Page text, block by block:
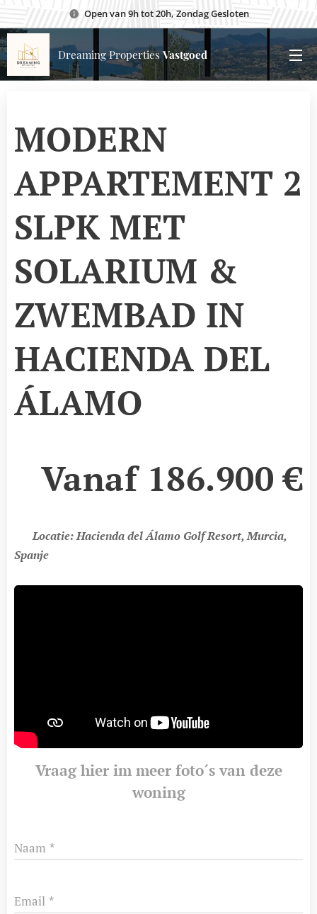
Open van 9h tot 20h, Zondag Gesloten
Dreaming Properties Vastgoed
MODERN
APPARTEMENT 2
SLPK MET
SOLARIUM &
ZWEMBAD IN
HACIENDA DEL
ÁLAMO
Vanaf 186.900€
📍Locatie: Hacienda del Álamo Golf Resort, Murcia,
Spanje
Vraag hier im meer foto´s van deze
woning
Naam
Email